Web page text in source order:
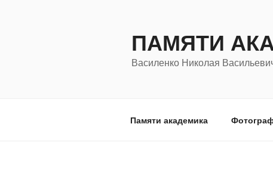
ПАМЯТИ
Василенко Николая
Памяти академика